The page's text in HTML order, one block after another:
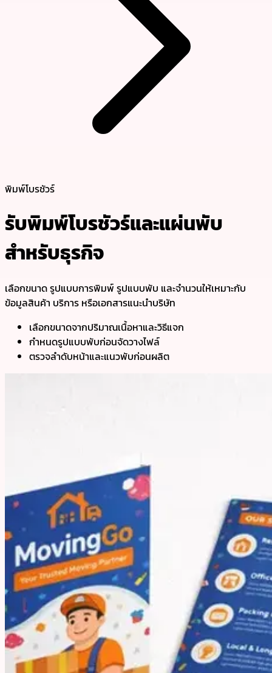
พิมพ์โบรชัวร์
รับพิมพ์โบรชัวร์และแผ่นพับ
สำหรับธุรกิจ
เลือกขนาด รูปแบบการพิมพ์ รูปแบบพับ และจำนวนให้เหมาะกับ
ข้อมูลสินค้า บริการ หรือเอกสารแนะนำบริษัท
เลือกขนาดจากปริมาณเนื้อหาและวิธีแจก
กำหนดรูปแบบพับก่อนจัดวางไฟล์
ตรวจลำดับหน้าและแนวพับก่อนผลิต